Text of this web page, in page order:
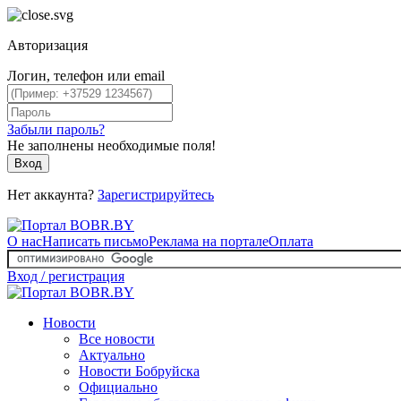
Авторизация
Логин, телефон или email
Забыли пароль?
Не заполнены необходимые поля!
Вход
Нет аккаунта? Зарегистрируйтесь
О насНаписать письмоРеклама на порталеОплата
Вход / регистрация
Новости
Все новости
Актуально
Новости Бобруйска
Официально